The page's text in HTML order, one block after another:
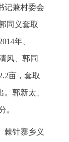
记兼村委会
同义套取
年、
风、郭同
亩，套取
郭新太、
。
棘针寨乡义